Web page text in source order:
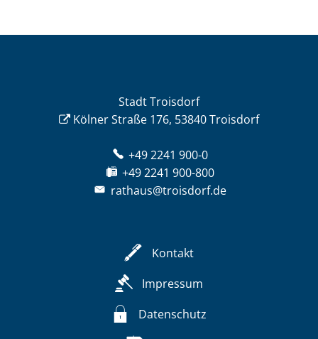
Stadt Troisdorf
Kölner Straße 176, 53840 Troisdorf
+49 2241 900-0
+49 2241 900-800
rathaus@troisdorf.de
Kontakt
Impressum
Datenschutz